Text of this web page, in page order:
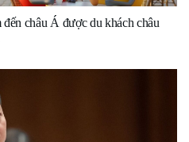
châu Á được du khách châu